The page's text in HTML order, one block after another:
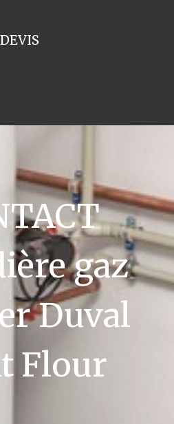
DEVIS
gaz
Duval
Flour